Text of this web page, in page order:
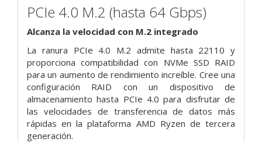
PCIe 4.0 M.2 (hasta 64 Gbps)
Alcanza la velocidad con M.2 integrado
La ranura PCIe 4.0 M.2 admite hasta 22110 y
proporciona compatibilidad con NVMe SSD RAID
para un aumento de rendimiento increíble. Cree una
configuración RAID con un dispositivo de
almacenamiento hasta PCIe 4.0 para disfrutar de
las velocidades de transferencia de datos más
rápidas en la plataforma AMD Ryzen de tercera
generación.